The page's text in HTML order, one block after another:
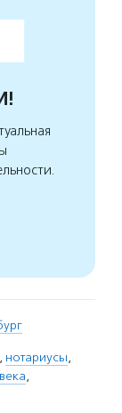
, нотариусы,
,